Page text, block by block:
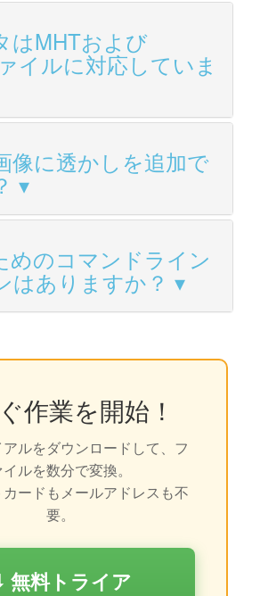
はMHTおよび
イルに対応していま
像に透かしを追加で
めのコマンドライン
はありますか？
作業を開始！
ルをダウンロードして、フ
イルを数分で変換。
ードもメールアドレスも不
要。
無料トライア